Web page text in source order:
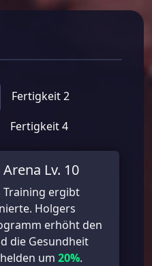
Fertigkeit 2
Fertigkeit 4
Lv. 10
Training ergibt
Holgers
erhöht den
die Gesundheit
um 20%.